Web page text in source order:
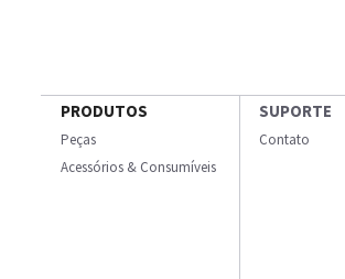
PRODUTOS
Peças
Acessórios & Consumíveis
SUPORTE
Contato